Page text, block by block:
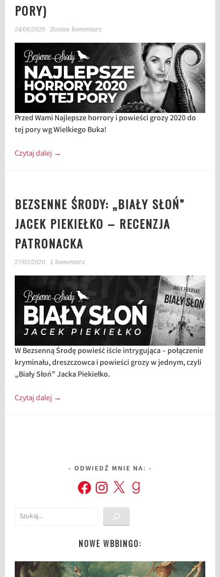
PORY)
24/06/2020 Zostaw komentarz
Przed Wami Najlepsze horrory i powieści grozy 2020 do
tej pory wg Wielkiego Buka!
Czytaj dalej →
BEZSENNE ŚRODY: „BIAŁY SŁOŃ”
JACEK PIEKIEŁKO – RECENZJA
PATRONACKA
27/05/2020 1 komentarz
W Bezsenną Środę powieść iście intrygująca – połączenie
kryminału, dreszczowca i powieści grozy w jednym, czyli
„Biały Słoń” Jacka Piekiełko.
Czytaj dalej →
ODWIEDŹ MNIE NA:
FacebookInstagram
X Goodreads
Szukaj
NOWE WBBINGO: